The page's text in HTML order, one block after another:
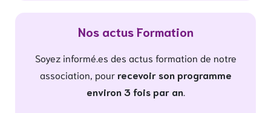
Nos actus Formation
Soyez informé.es des actus formation de notre
association, pourrecevoir son programme
environ 3 fois par an.